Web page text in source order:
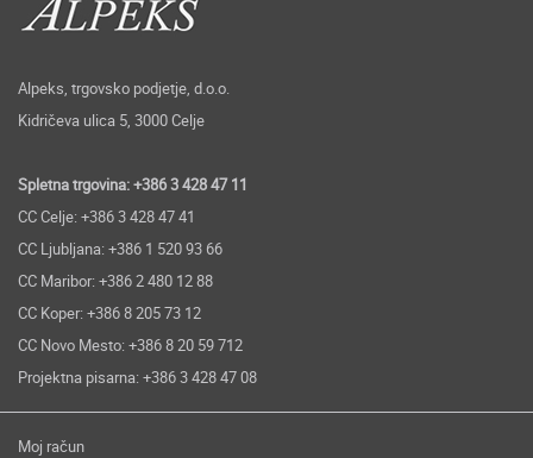
Alpeks, trgovsko podjetje, d.o.o.
Kidričeva ulica 5, 3000 Celje
Spletna trgovina: +386 3 428 47 11
CC Celje: +386 3 428 47 41
CC Ljubljana: +386 1 520 93 66
CC Maribor: +386 2 480 12 88
CC Koper: +386 8 205 73 12
CC Novo Mesto: +386 8 20 59 712
Projektna pisarna: +386 3 428 47 08
Moj račun